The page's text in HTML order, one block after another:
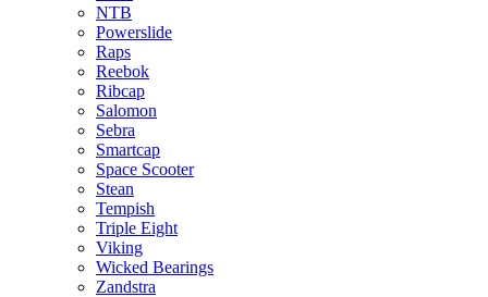
NTB
Powerslide
Raps
Reebok
Ribcap
Salomon
Sebra
Smartcap
Space Scooter
Stean
Tempish
Triple Eight
Viking
Wicked Bearings
Zandstra